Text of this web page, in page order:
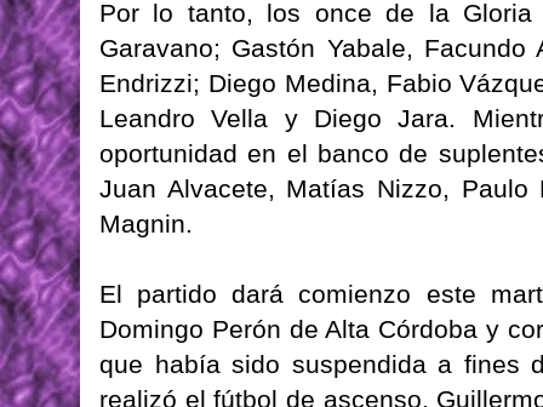
Por lo tanto, los once de la
Garavano; Gastón Yabale,
Endrizzi; Diego Medina, Fabio
Leandro Vella y Diego Jara.
oportunidad en el banco de
Juan Alvacete, Matías Nizzo,
Magnin.
El partido dará comienzo este
Domingo Perón de Alta Córdoba y
que había sido suspendida a fines
realizó el fútbol de ascenso.